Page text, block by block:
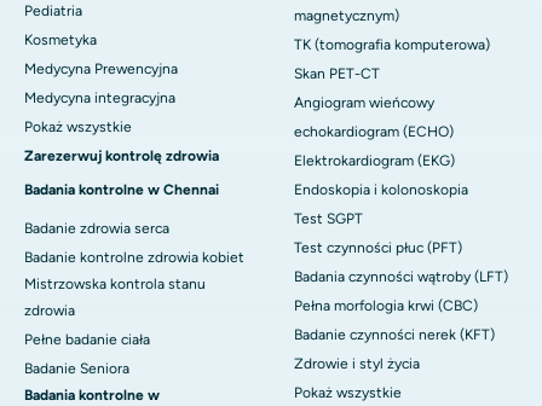
Pediatria
Kosmetyka
Medycyna Prewencyjna
Medycyna integracyjna
Pokaż wszystkie
Zarezerwuj kontrolę zdrowia
Badania kontrolne w Chennai
Badanie zdrowia serca
Badanie kontrolne zdrowia kobiet
Mistrzowska kontrola stanu
zdrowia
Pełne badanie ciała
Badanie Seniora
Badania kontrolne w
magnetycznym)
TK (tomografia komputerowa)
Skan PET-CT
Angiogram wieńcowy
echokardiogram (ECHO)
Elektrokardiogram (EKG)
Endoskopia i kolonoskopia
Test SGPT
Test czynności płuc (PFT)
Badania czynności wątroby (LFT)
Pełna morfologia krwi (CBC)
Badanie czynności nerek (KFT)
Zdrowie i styl życia
Pokaż wszystkie